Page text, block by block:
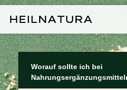
Worauf sollte ich bei